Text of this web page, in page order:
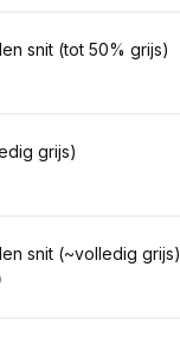
snit (tot 50% grijs)
grijs)
snit (~volledig grijs)